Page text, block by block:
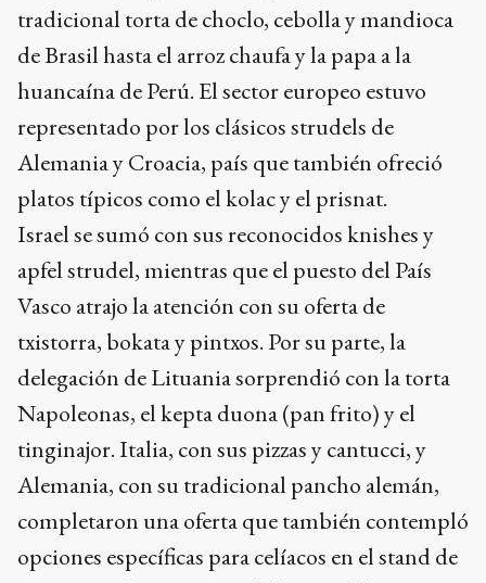
tradicional torta de choclo, cebolla y mandioca
de Brasil hasta el arroz chaufa y la papa a la
huancaína de Perú. El sector europeo estuvo
representado por los clásicos strudels de
Alemania y Croacia, país que también ofreció
platos típicos como el kolac y el prisnat.
Israel se sumó con sus reconocidos knishes y
apfel strudel, mientras que el puesto del País
Vasco atrajo la atención con su oferta de
txistorra, bokata y pintxos. Por su parte, la
delegación de Lituania sorprendió con la torta
Napoleonas, el kepta duona (pan frito) y el
tinginajor. Italia, con sus pizzas y cantucci, y
Alemania, con su tradicional pancho alemán,
completaron una oferta que también contempló
opciones específicas para celíacos en el stand de